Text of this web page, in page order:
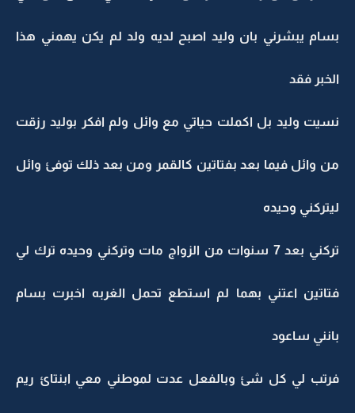
بسام يبشرني بان وليد اصبح لديه ولد لم يكن يهمني هذا
الخبر فقد
نسيت وليد بل اكملت حياتي مع وائل ولم افكر بوليد رزقت
من وائل فيما بعد بفتاتين كالقمر ومن بعد ذلك توفئ وائل
ليتركني وحيده
تركني بعد 7 سنوات من الزواج مات وتركني وحيده ترك لي
فتاتين اعتني بهما لم استطع تحمل الغربه اخبرت بسام
بانني ساعود
فرتب لي كل شئ وبالفعل عدت لموطني معي ابنتائ ريم